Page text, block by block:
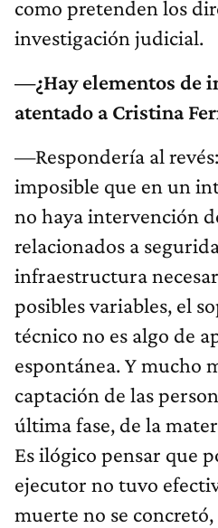
como pretenden los
investigación judicial.
—¿Hay elementos de
atentado a Cristina
—Respondería al
imposible que en un
no haya intervención
relacionados a
infraestructura
posibles variables, el
técnico no es algo de
espontánea. Y mucho
captación de las
última fase, de la
Es ilógico pensar que
ejecutor no tuvo
muerte no se